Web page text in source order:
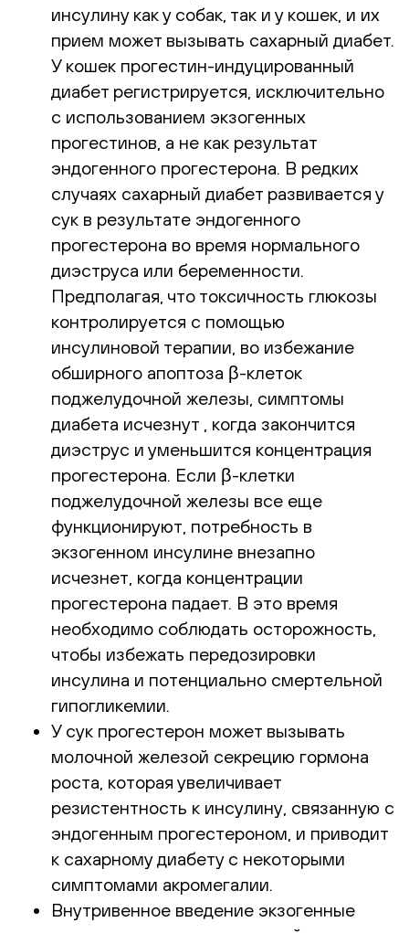
инсулину как у собак, так и у кошек, и их
прием может вызывать сахарный диабет.
У кошек прогестин-индуцированный
диабет регистрируется, исключительно
с использованием экзогенных
прогестинов, а не как результат
эндогенного прогестерона. В редких
случаях сахарный диабет развивается у
сук в результате эндогенного
прогестерона во время нормального
диэструса или беременности.
Предполагая, что токсичность глюкозы
контролируется с помощью
инсулиновой терапии, во избежание
обширного апоптоза β-клеток
поджелудочной железы, симптомы
диабета исчезнут , когда закончится
диэструс и уменьшится концентрация
прогестерона. Если β-клетки
поджелудочной железы все еще
функционируют, потребность в
экзогенном инсулине внезапно
исчезнет, когда концентрации
прогестерона падает. В это время
необходимо соблюдать осторожность,
чтобы избежать передозировки
инсулина и потенциально смертельной
гипогликемии.
У сук прогестерон может вызывать
молочной железой секрецию гормона
роста, которая увеличивает
резистентность к инсулину, связанную с
эндогенным прогестероном, и приводит
к сахарному диабету с некоторыми
симптомами акромегалии.
Внутривенное введение экзогенные